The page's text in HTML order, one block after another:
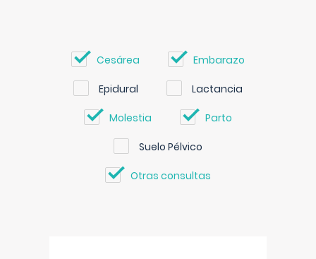
Cesárea Embarazo
Epidural Lactancia
Molestia Parto
Suelo Pélvico
Otras consultas